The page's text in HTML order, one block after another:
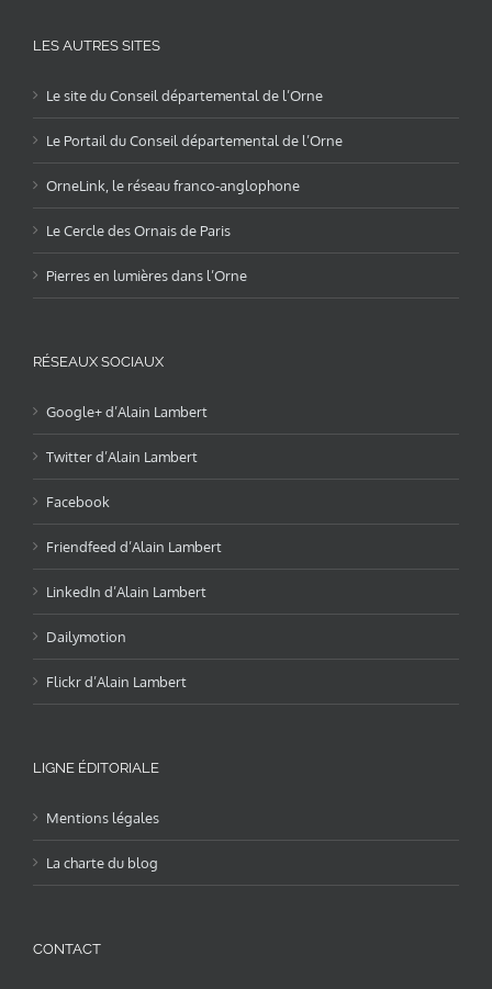
LES AUTRES SITES
Le site du Conseil départemental de l’Orne
Le Portail du Conseil départemental de l’Orne
OrneLink, le réseau franco-anglophone
Le Cercle des Ornais de Paris
Pierres en lumières dans l’Orne
RÉSEAUX SOCIAUX
Google+ d’Alain Lambert
Twitter d’Alain Lambert
Facebook
Friendfeed d’Alain Lambert
LinkedIn d’Alain Lambert
Dailymotion
Flickr d’Alain Lambert
LIGNE ÉDITORIALE
Mentions légales
La charte du blog
CONTACT